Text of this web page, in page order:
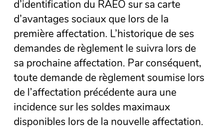
d’identification du RAEO sur sa carte
d’avantages sociaux que lors de la
première affectation. L’historique de ses
demandes de règlement le suivra lors de
sa prochaine affectation. Par conséquent,
toute demande de règlement soumise lors
de l’affectation précédente aura une
incidence sur les soldes maximaux
disponibles lors de la nouvelle affectation.